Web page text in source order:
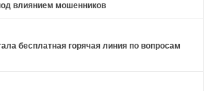
влиянием мошенников
бесплатная горячая линия по вопросам